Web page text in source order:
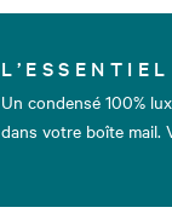
Un condensé 100%
dans votre boîte mail.